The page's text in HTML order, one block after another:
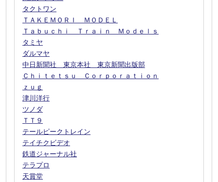
タクトワン
ＴＡＫＥＭＯＲＩ ＭＯＤＥＬ
Ｔａｂｕｃｈｉ Ｔｒａｉｎ Ｍｏｄｅｌｓ
タミヤ
ダルマヤ
中日新聞社 東京本社 東京新聞出版部
Ｃｈｉｔｅｔｓｕ Ｃｏｒｐｏｒａｔｉｏｎ
ｚｕｇ
津川洋行
ツノダ
ＴＴ９
テールピークトレイン
テイチクビデオ
鉄道ジャーナル社
テラプロ
天賞堂